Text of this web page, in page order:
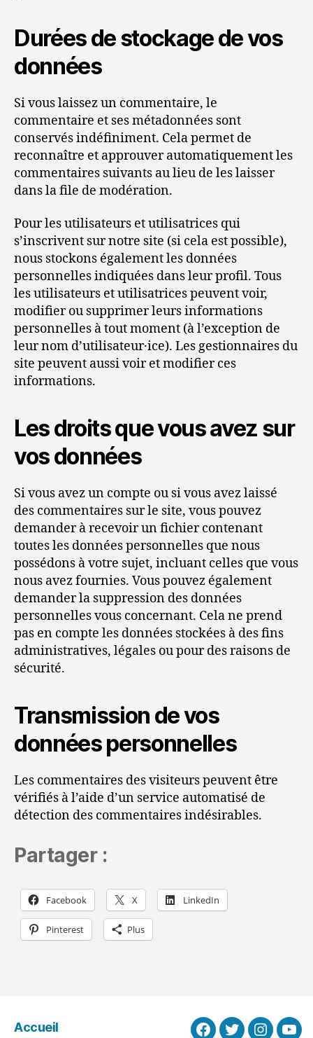
Durées de stockage de vos
données
Si vous laissez un commentaire, le
commentaire et ses métadonnées sont
conservés indéfiniment. Cela permet de
reconnaître et approuver automatiquement les
commentaires suivants au lieu de les laisser
dans la file de modération.
Pour les utilisateurs et utilisatrices qui
s’inscrivent sur notre site (si cela est possible),
nous stockons également les données
personnelles indiquées dans leur profil. Tous
les utilisateurs et utilisatrices peuvent voir,
modifier ou supprimer leurs informations
personnelles à tout moment (à l’exception de
leur nom d’utilisateur·ice). Les gestionnaires du
site peuvent aussi voir et modifier ces
informations.
Les droits que vous avez sur
vos données
Si vous avez un compte ou si vous avez laissé
des commentaires sur le site, vous pouvez
demander à recevoir un fichier contenant
toutes les données personnelles que nous
possédons à votre sujet, incluant celles que vous
nous avez fournies. Vous pouvez également
demander la suppression des données
personnelles vous concernant. Cela ne prend
pas en compte les données stockées à des fins
administratives, légales ou pour des raisons de
sécurité.
Transmission de vos
données personnelles
Les commentaires des visiteurs peuvent être
vérifiés à l’aide d’un service automatisé de
détection des commentaires indésirables.
Partager :
Facebook X LinkedIn
Pinterest Plus
Accueil